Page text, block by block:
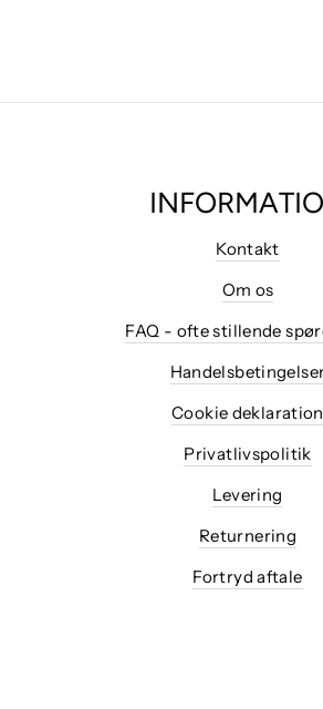
Kontakt
Om os
FAQ - ofte stillende
Cookie deklaration
Privatlivspolitik
Levering
Returnering
Fortryd aftale